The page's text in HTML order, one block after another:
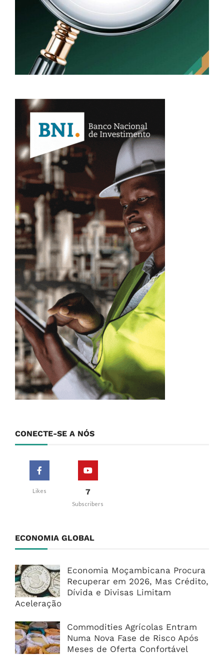
CONECTE-SE A NÓS
Likes 7
Subscribers
ECONOMIA GLOBAL
Economia Moçambicana Procura
Recuperar em 2026, Mas Crédito,
Dívida e Divisas Limitam
Aceleração
Commodities Agrícolas Entram
Numa Nova Fase de Risco Após
Meses de Oferta Confortável